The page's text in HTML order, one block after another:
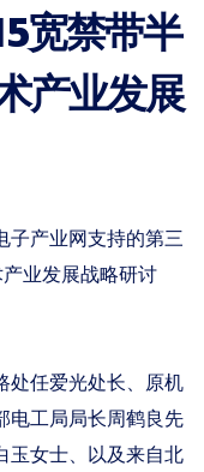
宽禁带半
产业发展
子产业网支持的第三
业发展战略研讨
处任爱光处长、原机
电工局局长周鹤良先
玉女士、以及来自北